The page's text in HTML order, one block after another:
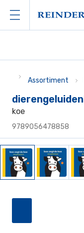
Assortiment
koe
9789056478858